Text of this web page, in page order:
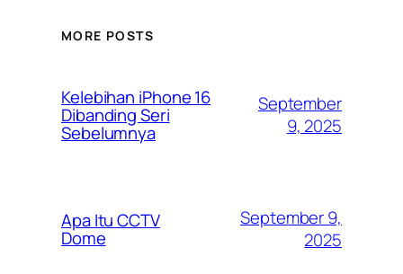
MORE POSTS
Kelebihan iPhone 16
Dibanding Seri
Sebelumnya
September
9, 2025
Apa Itu CCTV
Dome
September 9,
2025